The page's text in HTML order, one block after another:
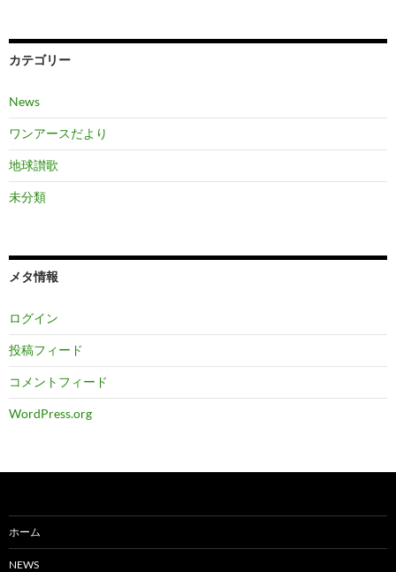
カテゴリー
News
ワンアースだより
地球讃歌
未分類
メタ情報
ログイン
投稿フィード
コメントフィード
WordPress.org
ホーム
NEWS